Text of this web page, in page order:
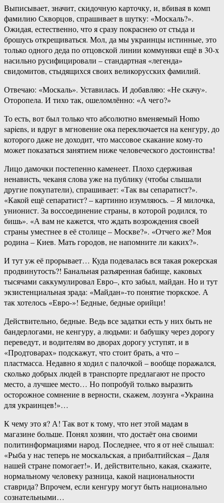
Выписывает, значит, скидочную карточку, и, вбивая в комп
фамилию Скворцов, спрашивает в шутку: «Москаль?».
Ожидая, естественно, что я сразу покраснею от стыда и
брошусь открещиваться. Мол, да мы украинцы истинные, это
только одного деда по отцовской линии коммуняки ещё в 30-х
насильно русифицировали – стандартная «легенда»
свидомитов, стыдящихся своих великорусских фамилий.
Отвечаю: «Москаль». Уставилась. И добавляю: «Не скачу».
Оторопела. И тихо так, ошеломлённо: «А чего?»
То есть, вот был только что абсолютно вменяемый Homo
sapiens, и вдруг в мгновение ока переключается на кенгуру, до
которого даже не доходит, что массовое скакание кому-то
может показаться занятием ниже человеческого достоинства!
Лицо дамочки постепенно каменеет. Плохо сдерживая
ненависть, чеканя слова уже на публику (чтобы слышали
другие покупатели), спрашивает: «Так вы сепаратист?».
«Какой ещё сепаратист? – картинно изумляюсь. – Я милочка,
унионист. За воссоединение страны, в которой родился, то
бишь». «А вам не кажется, что ждать возрождения своей
страны уместнее в её столице – Москве?». «Отчего же? Моя
родина – Киев. Мать городов, не напомните ли каких?».
И тут уж её прорывает… Куда подевалась вся такая рокерская
продвинутость?! Банальная разъяренная бабище, каковых
тысячами саккумулировал Евро–, кто забыл, майдан. Но и тут
экзистенциальная зрада: «Майдан»-то понятие тюркское. А
так хотелось «Евро-»! Бедные, бедные орийци!
Действительно, бедные. Ведь все задатки есть у них быть не
бандерлогами, не кенгуру, а людьми: и бабушку через дорогу
переведут, и водителям во дворах дорогу уступят, и в
«Продтоварах» подскажут, что стоит брать, а что –
пластмасса. Недавно я ходил с палочкой – вообще поражался,
сколько добрых людей в транспорте предлагают не просто
место, а лучшее место… Но попробуй только выразить
осторожное сомнение в верности, скажем, лозунга «Украина
для украинцев!»…
К чему это я? А! Так вот к тому, что нет этой мадам в
магазине больше. Понял хозяин, что достаёт она своими
политинформациями народ. Последнее, что я от неё слышал:
«Рыба у нас теперь не москальская, а прибалтийская – Даля
нашей стране помогает!». И, действительно, какая, скажите,
нормальному человеку разница, какой национальности
ставрида? Впрочем, если кенгуру могут быть национально
сознательными…